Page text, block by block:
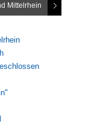
Mittelrhein